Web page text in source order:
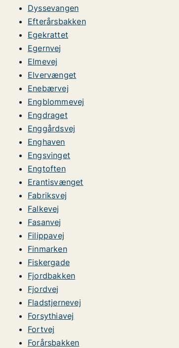
Dyssevangen
Efterårsbakken
Egekrattet
Egernvej
Elmevej
Elvervænget
Enebærvej
Engblommevej
Engdraget
Enggårdsvej
Enghaven
Engsvinget
Engtoften
Erantisvænget
Fabriksvej
Falkevej
Fasanvej
Filippavej
Finmarken
Fiskergade
Fjordbakken
Fjordvej
Fladstjernevej
Forsythiavej
Fortvej
Forårsbakken